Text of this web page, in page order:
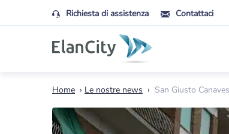
Richiesta di assistenza Contattaci
Home › Le nostre news › San Giusto